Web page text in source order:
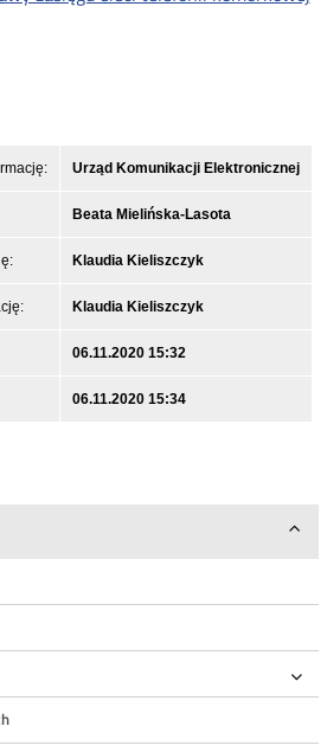
Urząd Komunikacji Elektronicznej
Beata Mielińska-Lasota
Klaudia Kieliszczyk
Klaudia Kieliszczyk
06.11.2020 15:32
06.11.2020 15:34